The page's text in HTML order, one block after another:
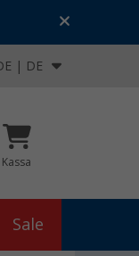
Abenteuer!
| DE
Kassa
Sale